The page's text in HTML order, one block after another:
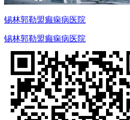
锡林郭勒盟癫痫病医院
锡林郭勒盟癫痫病医院